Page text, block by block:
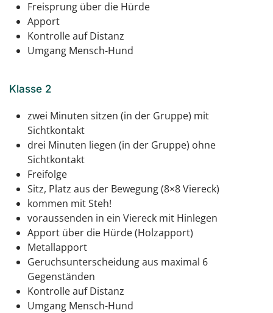
Freisprung über die Hürde
Apport
Kontrolle auf Distanz
Umgang Mensch-Hund
Klasse 2
zwei Minuten sitzen (in der Gruppe) mit
Sichtkontakt
drei Minuten liegen (in der Gruppe) ohne
Sichtkontakt
Freifolge
Sitz, Platz aus der Bewegung (8×8 Viereck)
kommen mit Steh!
voraussenden in ein Viereck mit Hinlegen
Apport über die Hürde (Holzapport)
Metallapport
Geruchsunterscheidung aus maximal 6
Gegenständen
Kontrolle auf Distanz
Umgang Mensch-Hund